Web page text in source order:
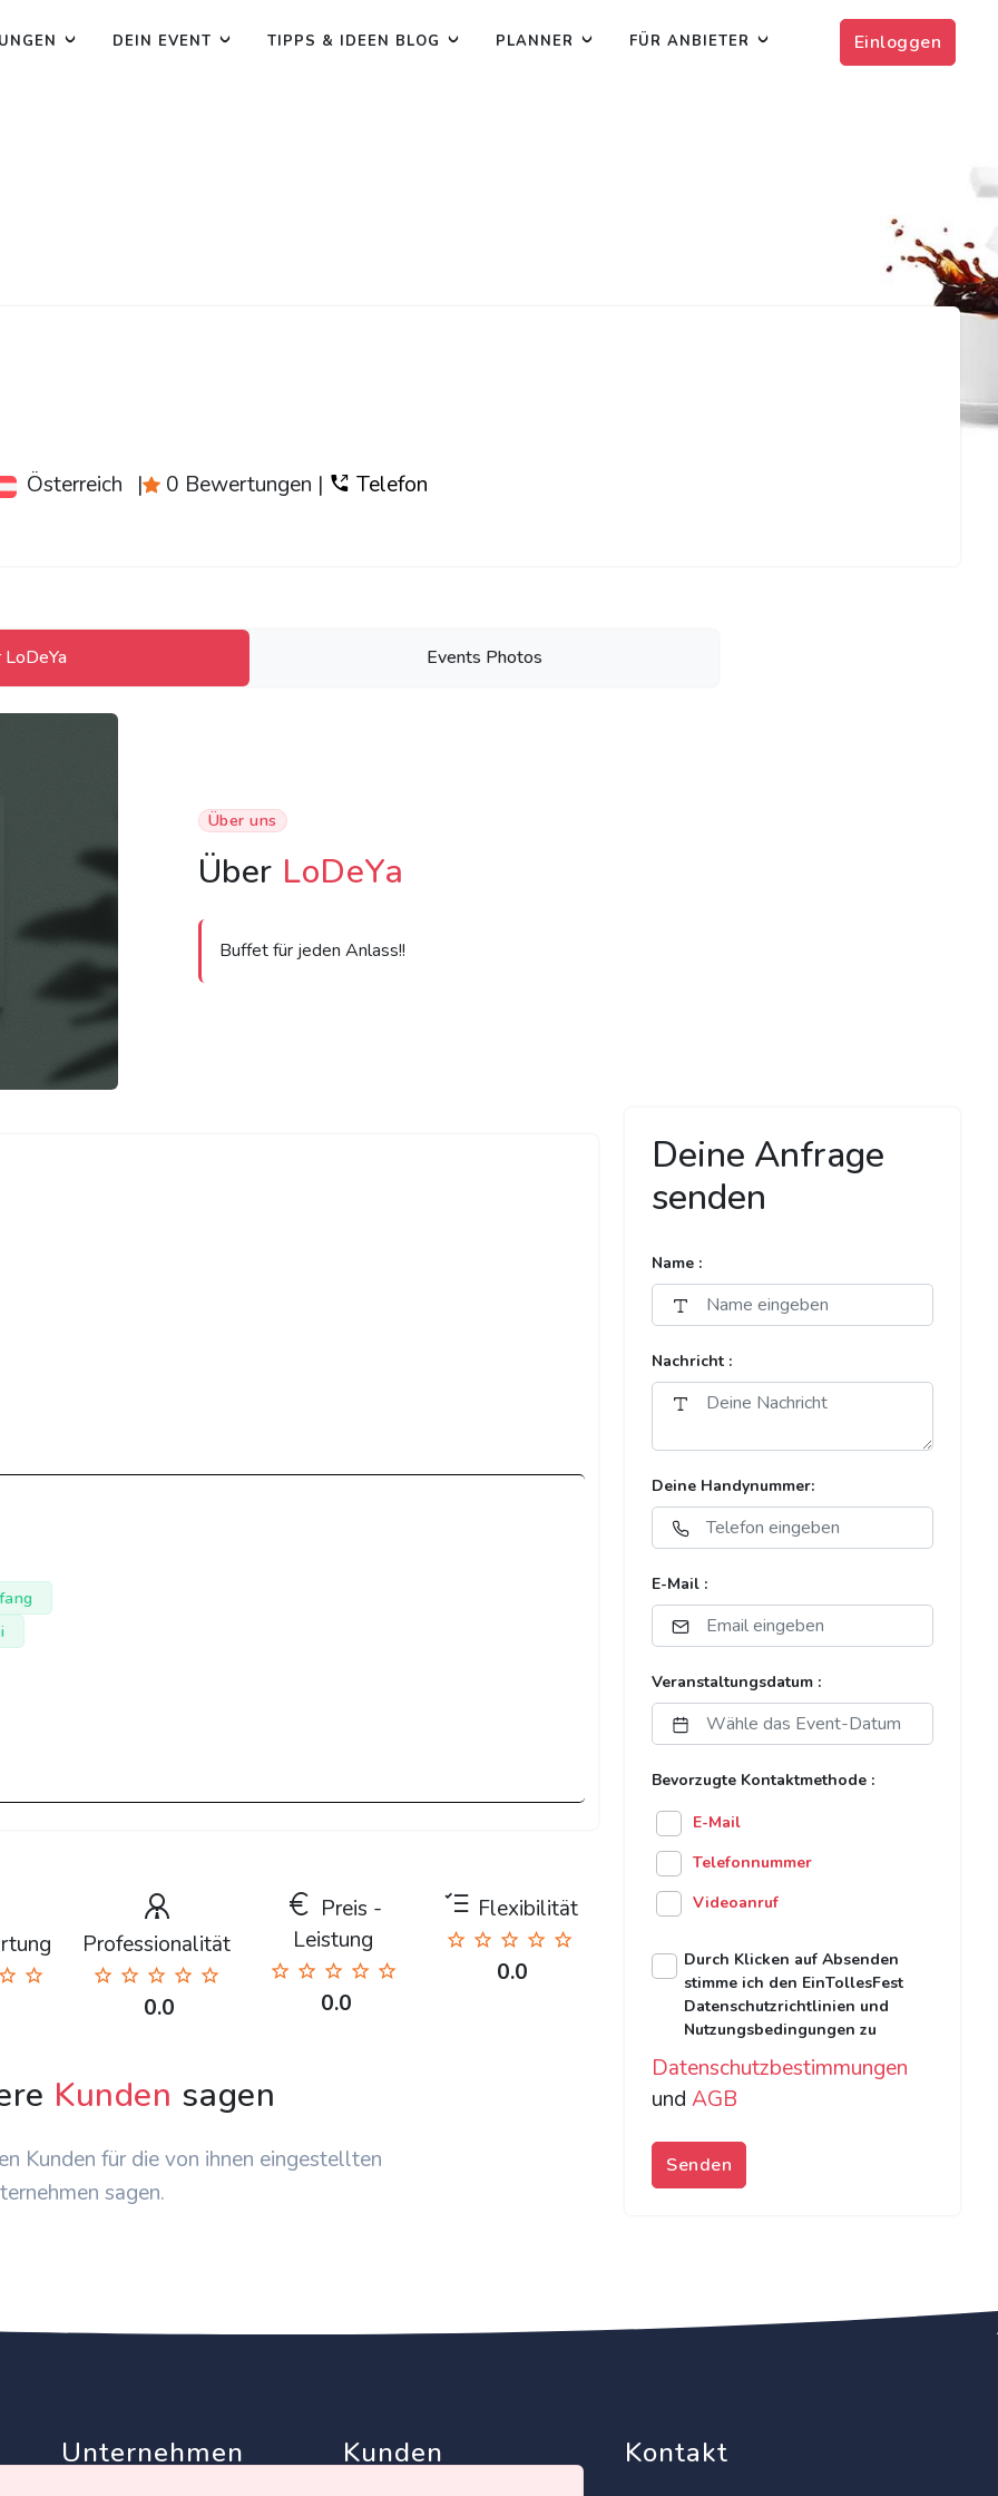
Einloggen
DEIN EVENT TIPPS & IDEEN BLOG PLANNER FÜR ANBIETER
Österreich | 0 Bewertungen | Telefon
Events Photos
Über uns
Über LoDeYa
Buffet für jeden Anlass!!
Professionalität
0.0
Preis -
Leistung
0.0
Flexibilität
0.0
Kunden sagen
Kunden für die von ihnen eingestellten
sagen.
Deine Anfrage
senden
Name :
Nachricht :
Deine Handynummer:
E-Mail :
Veranstaltungsdatum :
Bevorzugte Kontaktmethode :
E-Mail
Telefonnummer
Videoanruf
Durch Klicken auf Absenden
stimme ich den EinTollesFest
Datenschutzrichtlinien und
Nutzungsbedingungen zu
Datenschutzbestimmungen
und AGB
Senden
Unternehmen Kunden Kontakt